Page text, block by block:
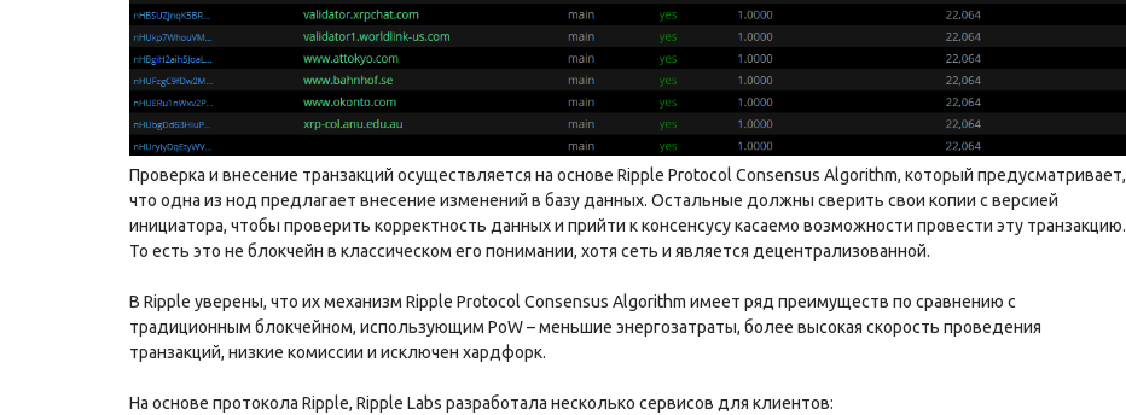
Проверка и внесение транзакций осуществляется на основе Ripple Protocol Consensus Algorithm, который предусматривает,
что одна из нод предлагает внесение изменений в базу данных. Остальные должны сверить свои копии с версией
инициатора, чтобы проверить корректность данных и прийти к консенсусу касаемо возможности провести эту транзакцию.
То есть это не блокчейн в классическом его понимании, хотя сеть и является децентрализованной.
В Ripple уверены, что их механизм Ripple Protocol Consensus Algorithm имеет ряд преимуществ по сравнению с
традиционным блокчейном, использующим PoW – меньшие энергозатраты, более высокая скорость проведения
транзакций, низкие комиссии и исключен хардфорк.
На основе протокола Ripple, Ripple Labs разработала несколько сервисов для клиентов: